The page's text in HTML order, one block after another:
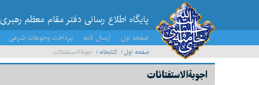
پایگاه اطلاع رسانی دفتر مقام معظم رهبری
صفحه اول ارسال نامه پرداخت وجوهات شرعی
صفحه اول کتابخانه اجوبة‌الاستفتائات
اجوبة‌الاستفتائات